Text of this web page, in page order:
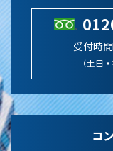
受付時
（土日
コ